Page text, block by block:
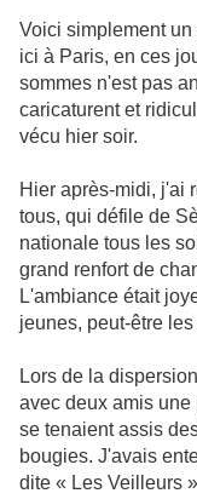
Voici simplement
ici à Paris, en ces
sommes n'est pas
caricaturent et
vécu hier soir.
Hier après-midi, j'ai
tous, qui défile de
nationale tous les
grand renfort de
L'ambiance était
jeunes, peut-être
Lors de la
avec deux amis
se tenaient assis
bougies. J'avais
dite « Les Veilleurs